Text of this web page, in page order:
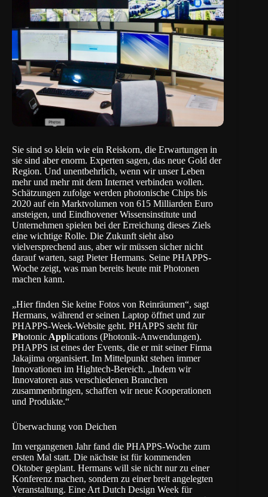
Sie sind so klein wie ein Reiskorn, die Erwartungen in
sie sind aber enorm. Experten sagen, das neue Gold der
Region. Und unentbehrlich, wenn wir unser Leben
mehr und mehr mit dem Internet verbinden wollen.
Schätzungen zufolge werden photonische Chips bis
2020 auf ein Marktvolumen von 615 Milliarden Euro
ansteigen, und Eindhovener Wissensinstitute und
Unternehmen spielen bei der Erreichung dieses Ziels
eine wichtige Rolle. Die Zukunft sieht also
vielversprechend aus, aber wir müssen sicher nicht
darauf warten, sagt Pieter Hermans. Seine PHAPPS-
Woche zeigt, was man bereits heute mit Photonen
machen kann.
„Hier finden Sie keine Fotos von Reinräumen“, sagt
Hermans, während er seinen Laptop öffnet und zur
PHAPPS-Week-Website geht. PHAPPS steht für
Photonic Applications (Photonik-Anwendungen).
PHAPPS ist eines der Events, die er mit seiner Firma
Jakajima organisiert. Im Mittelpunkt stehen immer
Innovationen im Hightech-Bereich. „Indem wir
Innovatoren aus verschiedenen Branchen
zusammenbringen, schaffen wir neue Kooperationen
und Produkte.“
Überwachung von Deichen
Im vergangenen Jahr fand die PHAPPS-Woche zum
ersten Mal statt. Die nächste ist für kommenden
Oktober geplant. Hermans will sie nicht nur zu einer
Konferenz machen, sondern zu einer breit angelegten
Veranstaltung. Eine Art Dutch Design Week für